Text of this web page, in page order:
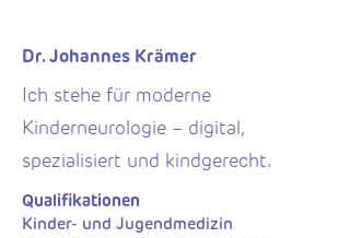
Dr. Johannes Krämer
Ich stehe für moderne
Kinderneurologie – digital,
spezialisiert und kindgerecht.
Qualifikationen
Kinder- und Jugendmedizin